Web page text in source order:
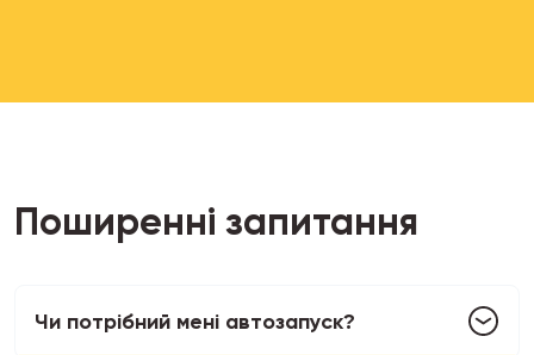
Поширенні запитання
Чи потрібний мені автозапуск?